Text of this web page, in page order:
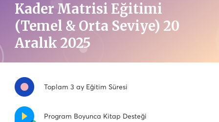
Kader Matrisi Eğitimi
(Temel & Orta Seviye) 20
Aralık 2025
Toplam 3 ay Eğitim Süresi
Program Boyunca Kitap Desteği